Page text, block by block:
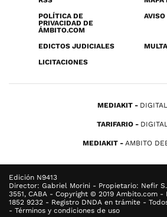
POLÍTICA DE
PRIVACIDAD DE
ÁMBITO.COM
EDICTOS JUDICIALES
LICITACIONES
MEDIAKIT DIGITAL
TARIFARIO
MEDIAKIT AMBITO
Edición N9413
Director: Gabriel Morini - Propietario: Nefir
3551, CABA - Copyright © 2019 Ambito.com
1852 9232 - Registro DNDA en trámite -
- Términos y condiciones de uso